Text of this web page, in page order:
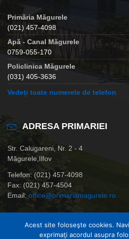
Primăria Măgurele
(021) 457-4098
Apă - Canal Măgurele
0759-055-170
Policlinica Măgurele
(031) 405-3636
Vedeți toate numerele de telefon
ADRESA PRIMARIEI
Str. Calugareni, Nr. 2 - 4
Măgurele,Ilfov
Telefon: (021) 457-4098
Fax: (021) 457-4504
Email: office@primariamagurele.ro
Acest site foloseşte cookies.
exprimaţi acordul asupra